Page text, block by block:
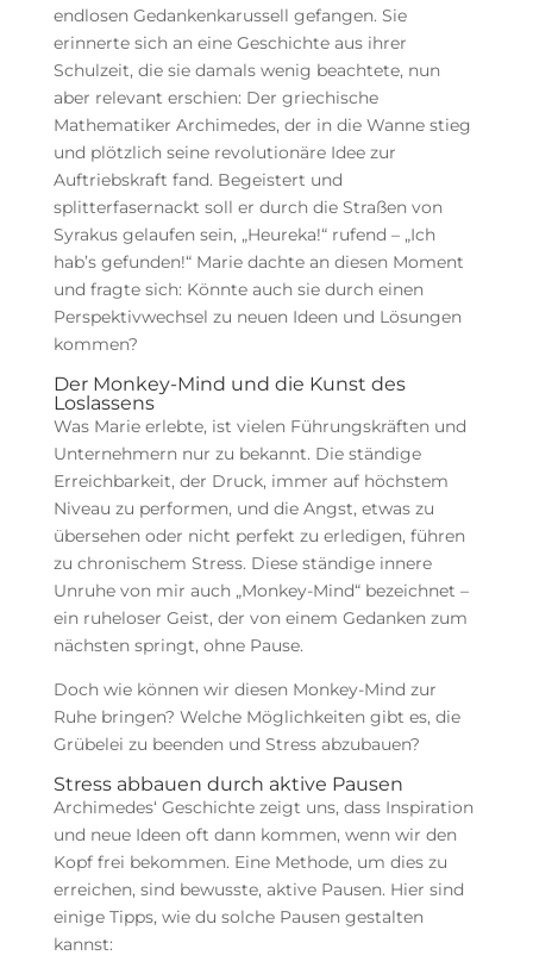
endlosen Gedankenkarussell gefangen. Sie
erinnerte sich an eine Geschichte aus ihrer
Schulzeit, die sie damals wenig beachtete, nun
aber relevant erschien: Der griechische
Mathematiker Archimedes, der in die Wanne stieg
und plötzlich seine revolutionäre Idee zur
Auftriebskraft fand. Begeistert und
splitterfasernackt soll er durch die Straßen von
Syrakus gelaufen sein, „Heureka!“ rufend – „Ich
hab’s gefunden!“ Marie dachte an diesen Moment
und fragte sich: Könnte auch sie durch einen
Perspektivwechsel zu neuen Ideen und Lösungen
kommen?
Der Monkey-Mind und die Kunst des
Loslassens
Was Marie erlebte, ist vielen Führungskräften und
Unternehmern nur zu bekannt. Die ständige
Erreichbarkeit, der Druck, immer auf höchstem
Niveau zu performen, und die Angst, etwas zu
übersehen oder nicht perfekt zu erledigen, führen
zu chronischem Stress. Diese ständige innere
Unruhe von mir auch „Monkey-Mind“ bezeichnet –
ein ruheloser Geist, der von einem Gedanken zum
nächsten springt, ohne Pause.
Doch wie können wir diesen Monkey-Mind zur
Ruhe bringen? Welche Möglichkeiten gibt es, die
Grübelei zu beenden und Stress abzubauen?
Stress abbauen durch aktive Pausen
Archimedes‘ Geschichte zeigt uns, dass Inspiration
und neue Ideen oft dann kommen, wenn wir den
Kopf frei bekommen. Eine Methode, um dies zu
erreichen, sind bewusste, aktive Pausen. Hier sind
einige Tipps, wie du solche Pausen gestalten
kannst: